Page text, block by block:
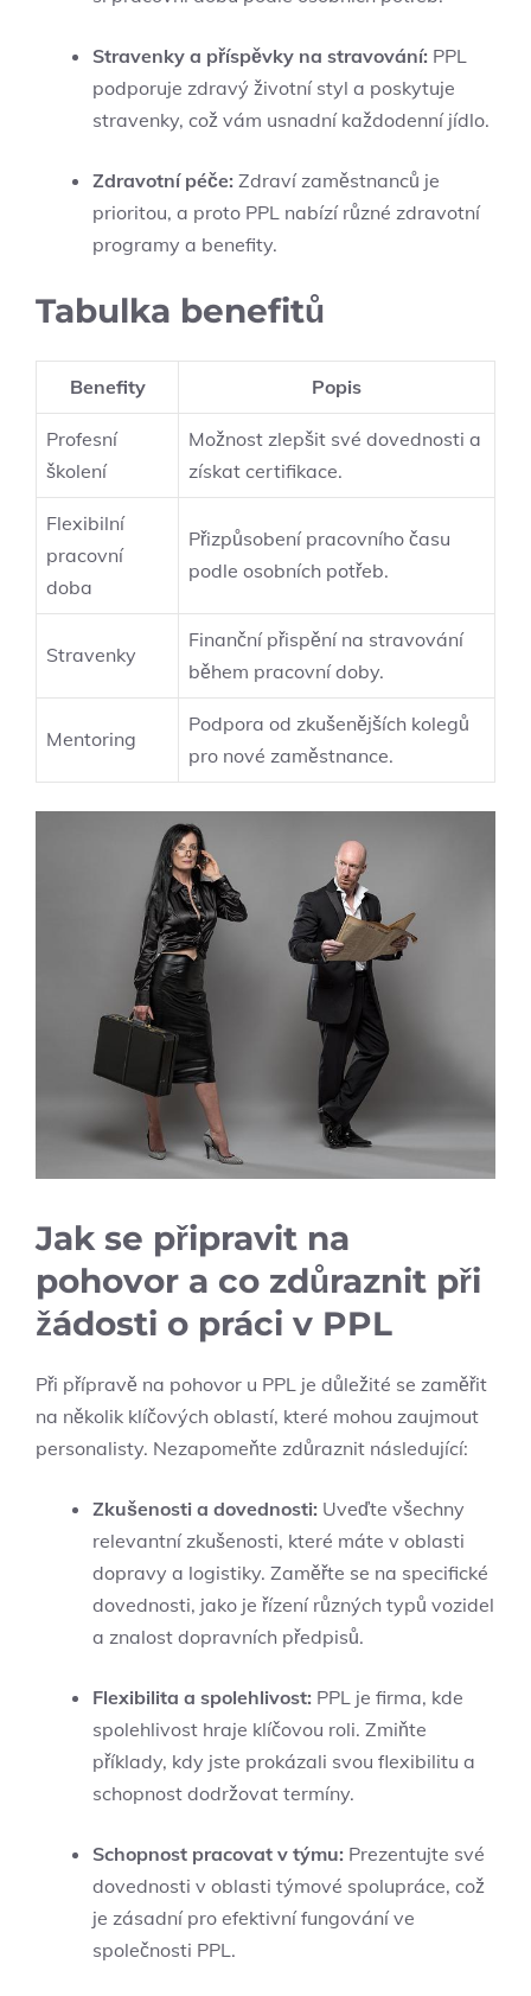
Stravenky a příspěvky na stravování: PPL
podporuje zdravý životní styl a poskytuje
stravenky, což vám usnadní každodenní jídlo.
Zdravotní péče: Zdraví zaměstnanců je
prioritou, a proto PPL nabízí různé zdravotní
programy a benefity.
Tabulka benefitů
Benefity Popis
Profesní
školení
Možnost zlepšit své dovednosti a
získat certifikace.
Flexibilní
pracovní
doba
Přizpůsobení pracovního času
podle osobních potřeb.
Stravenky
Finanční přispění na stravování
během pracovní doby.
Mentoring
Podpora od zkušenějších kolegů
pro nové zaměstnance.
Jak se připravit na
pohovor a co zdůraznit při
žádosti o práci v PPL
Při přípravě na pohovor u PPL je důležité se zaměřit
na několik klíčových oblastí, které mohou zaujmout
personalisty. Nezapomeňte zdůraznit následující:
Zkušenosti a dovednosti: Uveďte všechny
relevantní zkušenosti, které máte v oblasti
dopravy a logistiky. Zaměřte se na specifické
dovednosti, jako je řízení různých typů vozidel
a znalost dopravních předpisů.
Flexibilita a spolehlivost: PPL je firma, kde
spolehlivost hraje klíčovou roli. Zmiňte
příklady, kdy jste prokázali svou flexibilitu a
schopnost dodržovat termíny.
Schopnost pracovat v týmu: Prezentujte své
dovednosti v oblasti týmové spolupráce, což
je zásadní pro efektivní fungování ve
společnosti PPL.